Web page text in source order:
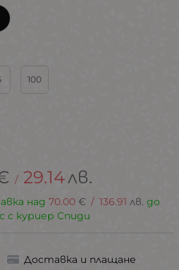
100
/ 29.14лв.
над 70.00 € / 136.91 лв. до
с куриер Спиди
Доставка и плащане